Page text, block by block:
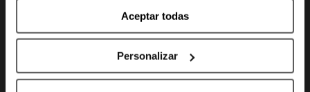
Aceptar todas
Personalizar